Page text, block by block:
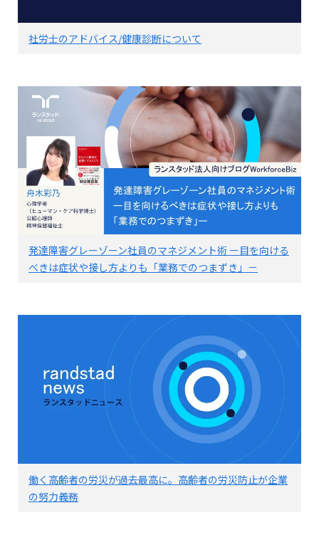
社労士のアドバイス/健康診断について
発達障害グレーゾーン社員のマネジメント術 ー目を向ける
べきは症状や接し方よりも「業務でのつまずき」－
働く高齢者の労災が過去最高に。高齢者の労災防止が企業
の努力義務